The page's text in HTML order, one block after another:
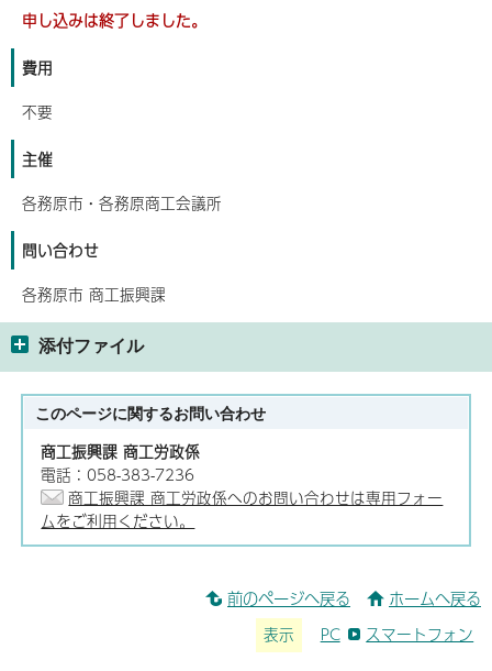
申し込みは終了しました。
費用
不要
主催
各務原市・各務原商工会議所
問い合わせ
各務原市 商工振興課
添付ファイル
このページに関するお問い合わせ
商工振興課 商工労政係
電話：058-383-7236
商工振興課 商工労政係へのお問い合わせは専用フォー
ムをご利用ください。
前のページへ戻る ホームへ戻る
表示 PC スマートフォン